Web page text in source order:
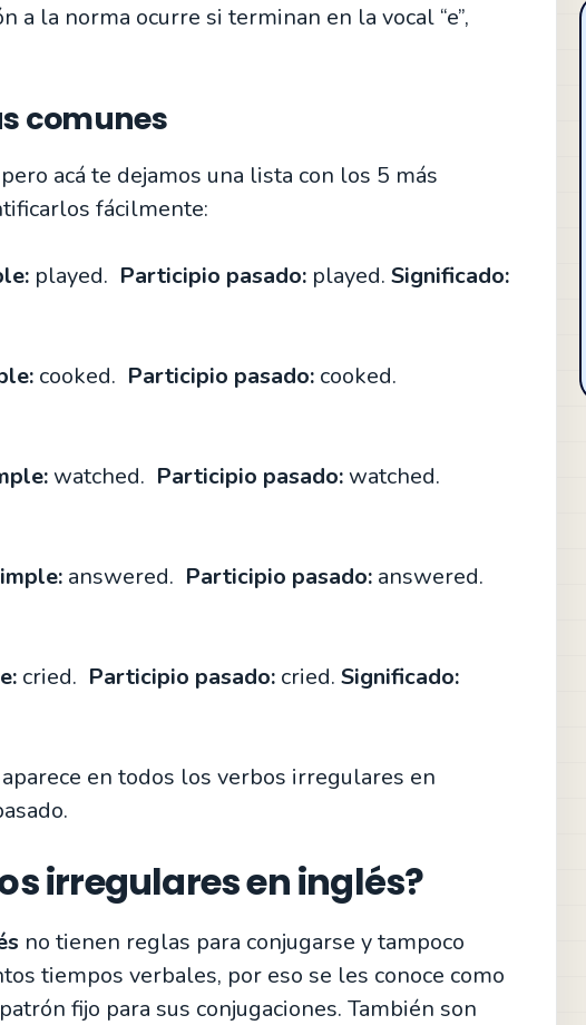
a la norma ocurre si terminan en la vocal “e”,
comunes
acá te dejamos una lista con los 5 más
fácilmente:
played. Participio pasado: played. Significado:
cooked. Participio pasado: cooked.
watched. Participio pasado:watched.
answered. Participio pasado: answered.
cried. Participio pasado: cried. Significado:
en todos los verbos irregulares en
irregulares en inglés?
no tienen reglas para conjugarse y tampoco
tiempos verbales, por eso se les conoce como
fijo para sus conjugaciones. También son